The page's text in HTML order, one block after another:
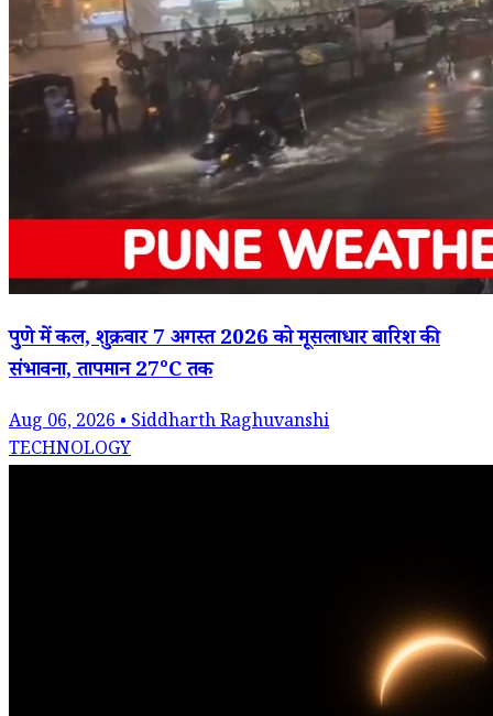
पुणे में कल, शुक्रवार 7 अगस्त 2026 को मूसलाधार बारिश की
संभावना, तापमान 27°C तक
Aug 06, 2026 • Siddharth Raghuvanshi
TECHNOLOGY